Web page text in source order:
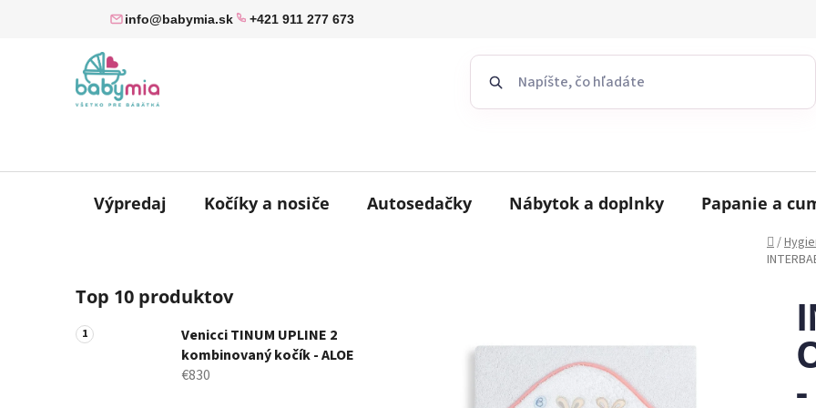
info@babymia.sk +421 911 277 673
Výpredaj Kočíky a nosiče Autosedačky Nábytok a doplnky Papanie a
Domov
/
o
č
n
Top 10 produktov
Venicci TINUM UPLINE 2
kombinovaný kočík - ALOE
€830